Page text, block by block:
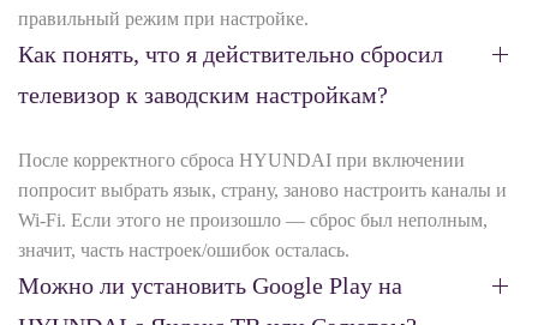
правильный режим при настройке.
Как понять, что я действительно сбросил
телевизор к заводским настройкам?
После корректного сброса HYUNDAI при включении
попросит выбрать язык, страну, заново настроить каналы и
Wi‑Fi. Если этого не произошло — сброс был неполным,
значит, часть настроек/ошибок осталась.
Можно ли установить Google Play на